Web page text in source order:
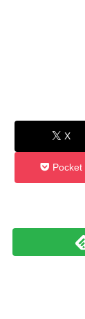
X
Pocket